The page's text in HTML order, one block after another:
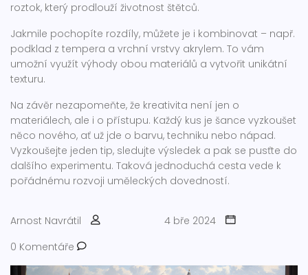
roztok, který prodlouží životnost štětců.
Jakmile pochopíte rozdíly, můžete je i kombinovat – např.
podklad z tempera a vrchní vrstvy akrylem. To vám
umožní využít výhody obou materiálů a vytvořit unikátní
texturu.
Na závěr nezapomeňte, že kreativita není jen o
materiálech, ale i o přístupu. Každý kus je šance vyzkoušet
něco nového, ať už jde o barvu, techniku nebo nápad.
Vyzkoušejte jeden tip, sledujte výsledek a pak se pusťte do
dalšího experimentu. Taková jednoduchá cesta vede k
pořádnému rozvoji uměleckých dovedností.
Arnost Navrátil
4 bře 2024
0 Komentáře